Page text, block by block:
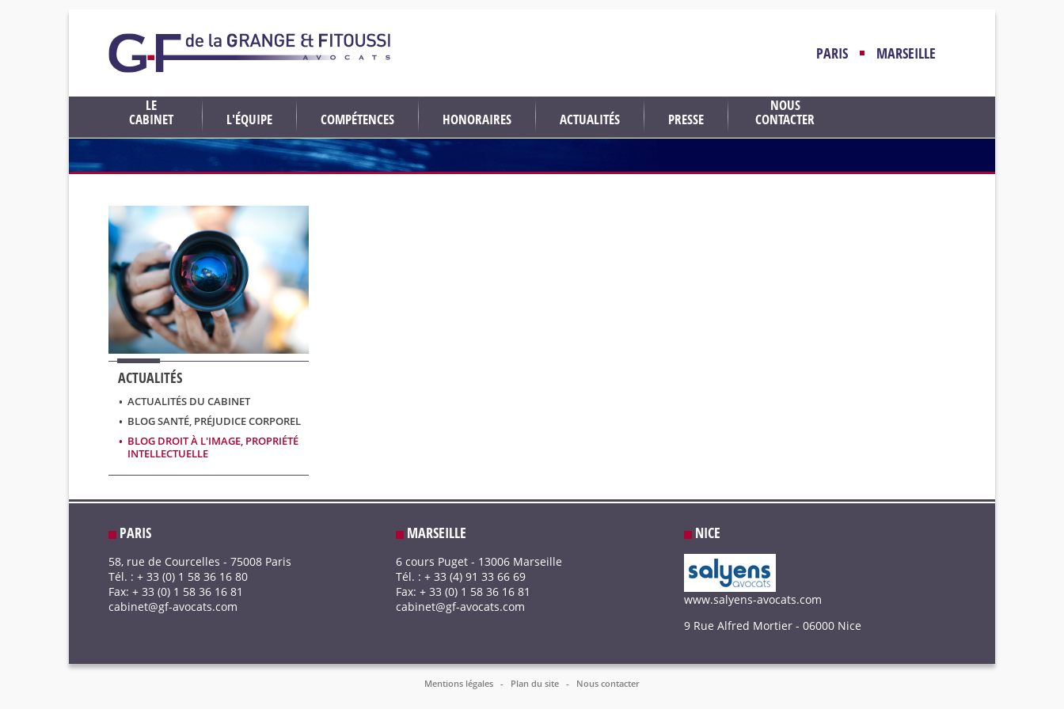
PARIS MARSEILLE
LE
CABINET L'ÉQUIPE COMPÉTENCES HONORAIRES ACTUALITÉS PRESSE
NOUS
CONTACTER
ACTUALITÉS
• ACTUALITÉS DU CABINET
• BLOG SANTÉ, PRÉJUDICE CORPOREL
• BLOG DROIT À L'IMAGE, PROPRIÉTÉ
INTELLECTUELLE
PARIS
58, rue de Courcelles - 75008 Paris
Tél. : + 33 (0) 1 58 36 16 80
Fax: + 33 (0) 1 58 36 16 81
cabinet@gf-avocats.com
MARSEILLE
6 cours Puget - 13006 Marseille
Tél. : + 33 (4) 91 33 66 69
Fax: + 33 (0) 1 58 36 16 81
cabinet@gf-avocats.com
NICE
www.salyens-avocats.com
9 Rue Alfred Mortier - 06000 Nice
Mentions légales - Plan du site - Nous contacter